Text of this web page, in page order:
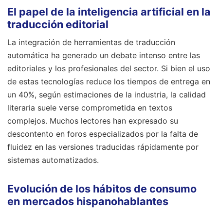
El papel de la inteligencia artificial en la
traducción editorial
La integración de herramientas de traducción
automática ha generado un debate intenso entre las
editoriales y los profesionales del sector. Si bien el uso
de estas tecnologías reduce los tiempos de entrega en
un 40%, según estimaciones de la industria, la calidad
literaria suele verse comprometida en textos
complejos. Muchos lectores han expresado su
descontento en foros especializados por la falta de
fluidez en las versiones traducidas rápidamente por
sistemas automatizados.
Evolución de los hábitos de consumo
en mercados hispanohablantes